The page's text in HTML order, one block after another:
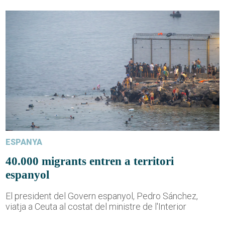
ESPANYA
40.000 migrants entren a territori
espanyol
El president del Govern espanyol, Pedro Sánchez,
viatja a Ceuta al costat del ministre de l'Interior